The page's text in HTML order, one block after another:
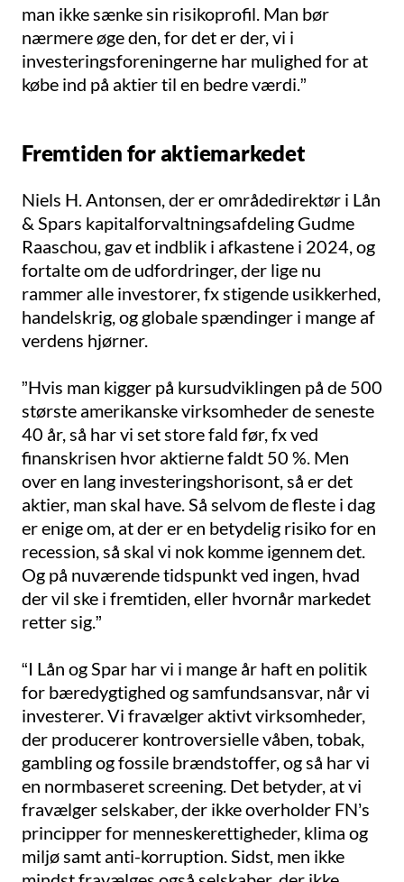
man ikke sænke sin risikoprofil. Man bør
nærmere øge den, for det er der, vi i
investeringsforeningerne har mulighed for at
købe ind på aktier til en bedre værdi.”
Fremtiden for aktiemarkedet
Niels H. Antonsen, der er områdedirektør i Lån
& Spars kapitalforvaltningsafdeling Gudme
Raaschou, gav et indblik i afkastene i 2024, og
fortalte om de udfordringer, der lige nu
rammer alle investorer, fx stigende usikkerhed,
handelskrig, og globale spændinger i mange af
verdens hjørner.
”Hvis man kigger på kursudviklingen på de 500
største amerikanske virksomheder de seneste
40 år, så har vi set store fald før, fx ved
finanskrisen hvor aktierne faldt 50 %. Men
over en lang investeringshorisont, så er det
aktier, man skal have. Så selvom de fleste i dag
er enige om, at der er en betydelig risiko for en
recession, så skal vi nok komme igennem det.
Og på nuværende tidspunkt ved ingen, hvad
der vil ske i fremtiden, eller hvornår markedet
retter sig.”
“I Lån og Spar har vi i mange år haft en politik
for bæredygtighed og samfundsansvar, når vi
investerer. Vi fravælger aktivt virksomheder,
der producerer kontroversielle våben, tobak,
gambling og fossile brændstoffer, og så har vi
en normbaseret screening. Det betyder, at vi
fravælger selskaber, der ikke overholder FN’s
principper for menneskerettigheder, klima og
miljø samt anti-korruption. Sidst, men ikke